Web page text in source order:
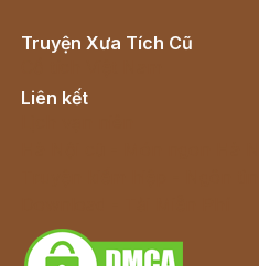
Truyện Xưa Tích Cũ
Liên kết